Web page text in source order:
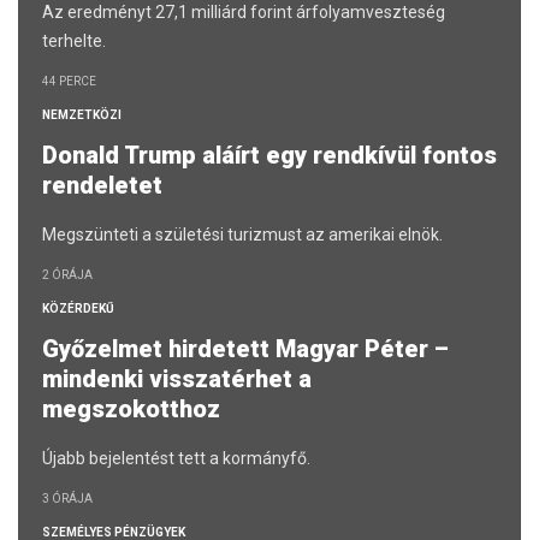
Az eredményt 27,1 milliárd forint árfolyamveszteség
terhelte.
44 PERCE
NEMZETKÖZI
Donald Trump aláírt egy rendkívül fontos
rendeletet
Megszünteti a születési turizmust az amerikai elnök.
2 ÓRÁJA
KÖZÉRDEKŰ
Győzelmet hirdetett Magyar Péter –
mindenki visszatérhet a
megszokotthoz
Újabb bejelentést tett a kormányfő.
3 ÓRÁJA
SZEMÉLYES PÉNZÜGYEK